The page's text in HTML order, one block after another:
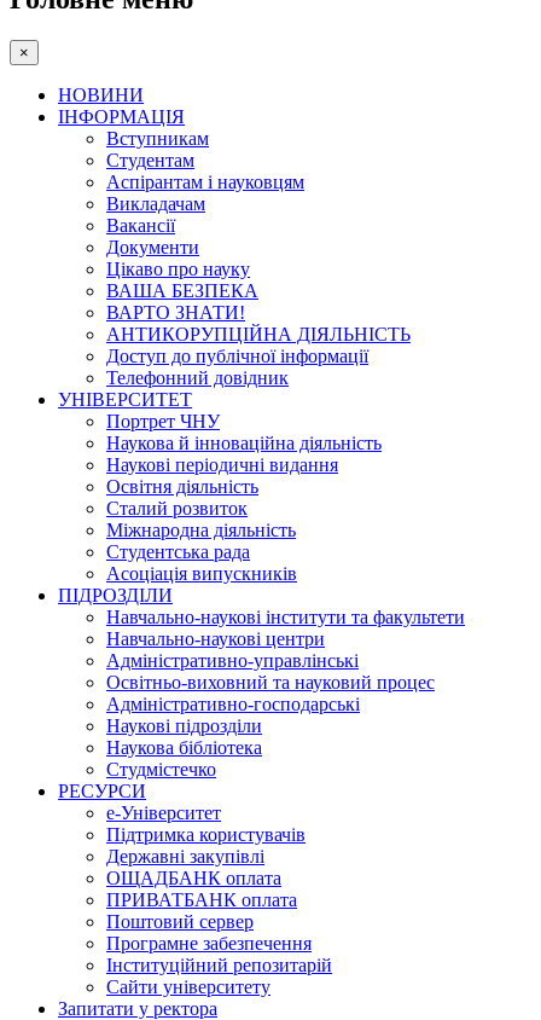
×
НОВИНИ
ІНФОРМАЦІЯ
Вступникам
Студентам
Аспірантам і науковцям
Викладачам
Вакансії
Документи
Цікаво про науку
ВАША БЕЗПЕКА
ВАРТО ЗНАТИ!
АНТИКОРУПЦІЙНА ДІЯЛЬНІСТЬ
Доступ до публічної інформації
Телефонний довідник
УНІВЕРСИТЕТ
Портрет ЧНУ
Наукова й інноваційна діяльність
Наукові періодичні видання
Освітня діяльність
Сталий розвиток
Міжнародна діяльність
Студентська рада
Асоціація випускників
ПІДРОЗДІЛИ
Навчально-наукові інститути та факультети
Навчально-наукові центри
Адміністративно-управлінські
Освітньо-виховний та науковий процес
Адміністративно-господарські
Наукові підрозділи
Наукова бібліотека
Студмістечко
РЕСУРСИ
е-Університет
Підтримка користувачів
Державні закупівлі
ОЩАДБАНК оплата
ПРИВАТБАНК оплата
Поштовий сервер
Програмне забезпечення
Інституційний репозитарій
Сайти університету
Запитати у ректора